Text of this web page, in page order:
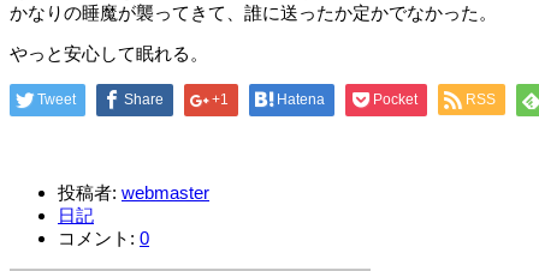
かなりの睡魔が襲ってきて、誰に送ったか定かでなかった。
やっと安心して眠れる。
Tweet Share +1 Hatena Pocket RSS
投稿者: webmaster
日記
コメント: 0